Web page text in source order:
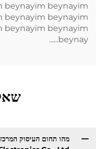
beynayim beynayim
beynayim beynayim
beynayim beynayim
beynay......